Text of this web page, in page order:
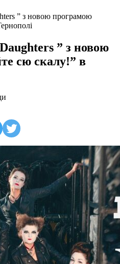
” з новою програмою
” з новою
сю скалу!” в